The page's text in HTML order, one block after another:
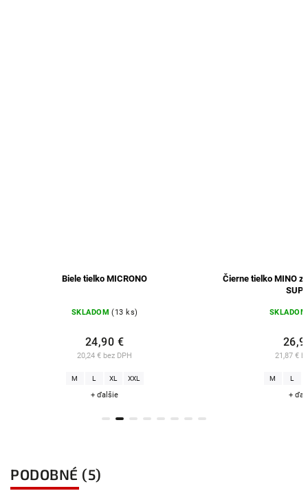
Biele tielko MICRONO
SKLADOM (13 ks)
20,24 € bez DPH
24,90 €
Čierne tielko MINO z extra
SUPIMA
SKLADOM (15 ks)
21,87 € bez DPH
26,90 €
PODOBNÉ (5)